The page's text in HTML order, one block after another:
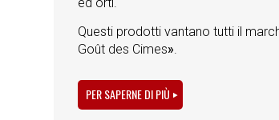
ed orti.
Questi prodotti vantano tutti il
Goût des Cimes».
PER SAPERNE DI PIÙ